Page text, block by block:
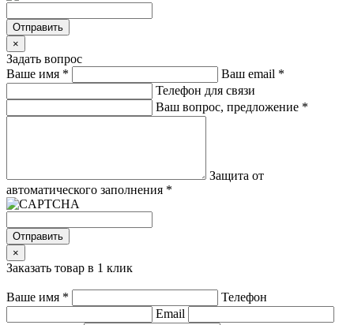
Отправить
×
Задать вопрос
Ваше имя * Ваш email *
Телефон для связи
Ваш вопрос, предложение *
Защита от
автоматического заполнения *
Отправить
×
Заказать товар в 1 клик
Ваше имя *
Телефон
Email